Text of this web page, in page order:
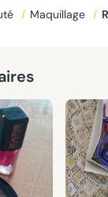
/ Maquillage /